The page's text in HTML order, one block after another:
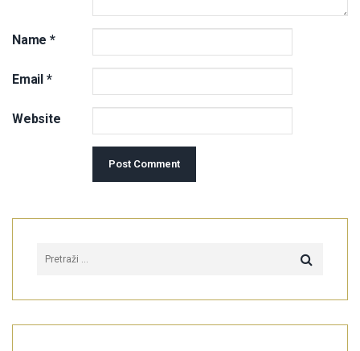
Name *
Email *
Website